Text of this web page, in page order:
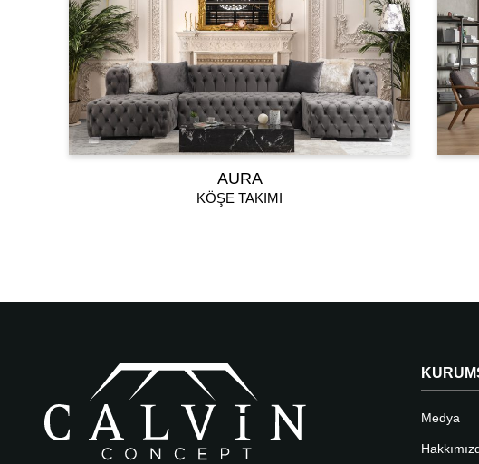
AURA
KÖŞE TAKIMI
Medya